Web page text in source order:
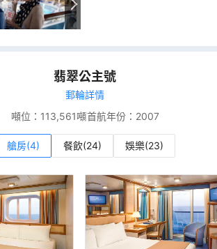
翡翠公主號
郵輪詳情
噸位： 113,561噸首航年份： 2007
艙房(4) 餐飲(24) 娛樂(23)